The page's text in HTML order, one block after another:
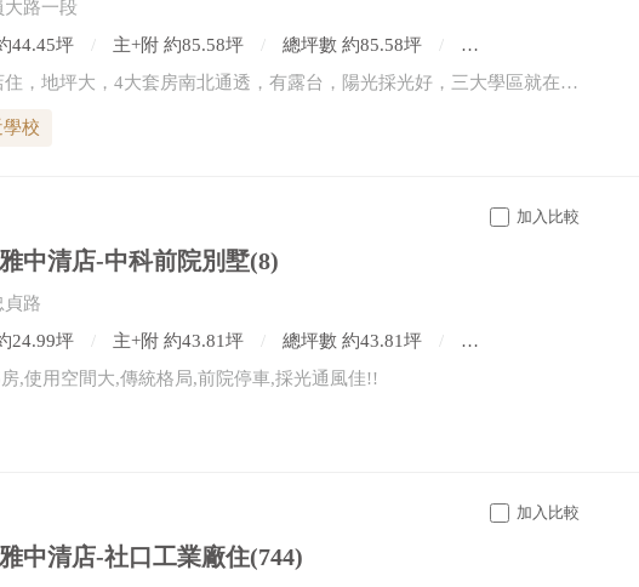
路一段
44.45坪 主+附 約85.58坪 總坪數 約85.58坪 5房2廳5衛
全新臨路電梯店住，地坪大，4大套房南北通透，有露台，陽光採光好，三大學區就在家門口，適合補習班、診所、事務所，員林市區生活機能很不錯，交通便利。
學校
加入比較
中清店-中科前院別墅(8)
貞路
24.99坪 主+附 約43.81坪 總坪數 約43.81坪 5房3廳3衛
,使用空間大,傳統格局,前院停車,採光通風佳!!
加入比較
中清店-社口工業廠住(744)